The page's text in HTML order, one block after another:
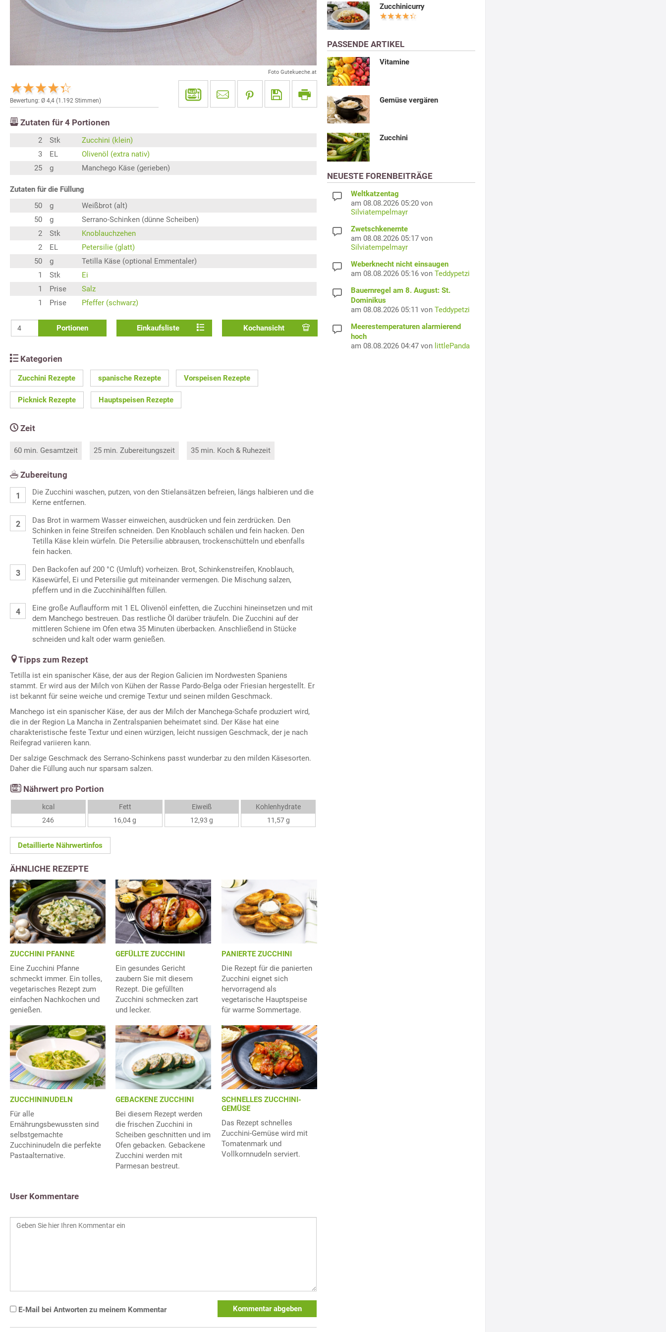
Foto Gutekueche.at
Bewertung: Ø 4,4 (1.192 Stimmen)
Zutaten für 4 Portionen
2 Stk
Zucchini (klein)
3
EL
Olivenöl (extra nativ)
25
g Manchego Käse (gerieben)
Zutaten für die Füllung
50
g
Weißbrot (alt)
50
g
Serrano-Schinken (dünne Scheiben)
2
Stk
Knoblauchzehen
2
EL
Petersilie (glatt)
50
g
Tetilla Käse (optional Emmentaler)
1
Stk
Ei
1
Prise
Salz
1
Prise Pfeffer (schwarz)
Portionen Einkaufsliste Kochansicht
Kategorien
Zucchini Rezepte spanische Rezepte Vorspeisen Rezepte
Picknick Rezepte Hauptspeisen Rezepte
Zeit
60 min. Gesamtzeit 25 min. Zubereitungszeit 35 min. Koch & Ruhezeit
Zubereitung
Die Zucchini waschen, putzen, von den Stielansätzen befreien, längs halbieren und die
Kerne entfernen.
Das Brot in warmem Wasser einweichen, ausdrücken und fein zerdrücken. Den
Schinken in feine Streifen schneiden. Den Knoblauch schälen und fein hacken. Den
Tetilla Käse klein würfeln. Die Petersilie abbrausen, trockenschütteln und ebenfalls
fein hacken.
Den Backofen auf 200 °C (Umluft) vorheizen. Brot, Schinkenstreifen, Knoblauch,
Käsewürfel, Ei und Petersilie gut miteinander vermengen. Die Mischung salzen,
pfeffern und in die Zucchinihälften füllen.
Eine große Auflaufform mit 1 EL Olivenöl einfetten, die Zucchini hineinsetzen und mit
dem Manchego bestreuen. Das restliche Öl darüber träufeln. Die Zucchini auf der
mittleren Schiene im Ofen etwa 35 Minuten überbacken. Anschließend in Stücke
schneiden und kalt oder warm genießen.
Tipps zum Rezept
Tetilla ist ein spanischer Käse, der aus der Region Galicien im Nordwesten Spaniens
stammt. Er wird aus der Milch von Kühen der Rasse Pardo-Belga oder Friesian hergestellt. Er
ist bekannt für seine weiche und cremige Textur und seinen milden Geschmack.
Manchego ist ein spanischer Käse, der aus der Milch der Manchega-Schafe produziert wird,
die in der Region La Mancha in Zentralspanien beheimatet sind. Der Käse hat eine
charakteristische feste Textur und einen würzigen, leicht nussigen Geschmack, der je nach
Reifegrad variieren kann.
Der salzige Geschmack des Serrano-Schinkens passt wunderbar zu den milden Käsesorten.
Daher die Füllung auch nur sparsam salzen.
Nährwert pro Portion
kcal
246
Fett
16,04 g
Eiweiß
12,93 g
Kohlenhydrate
11,57 g
Detaillierte Nährwertinfos
ÄHNLICHE REZEPTE
ZUCCHINI PFANNE
Eine Zucchini Pfanne
schmeckt immer. Ein tolles,
vegetarisches Rezept zum
einfachen Nachkochen und
genießen.
GEFÜLLTE ZUCCHINI
Ein gesundes Gericht
zaubern Sie mit diesem
Rezept. Die gefüllten
Zucchini schmecken zart
und lecker.
PANIERTE ZUCCHINI
Die Rezept für die panierten
Zucchini eignet sich
hervorragend als
vegetarische Hauptspeise
für warme Sommertage.
ZUCCHININUDELN
Für alle
Ernährungsbewussten sind
selbstgemachte
Zucchininudeln die perfekte
Pastaalternative.
GEBACKENE ZUCCHINI
Bei diesem Rezept werden
die frischen Zucchini in
Scheiben geschnitten und im
Ofen gebacken. Gebackene
Zucchini werden mit
Parmesan bestreut.
SCHNELLES ZUCCHINI-
GEMÜSE
Das Rezept schnelles
Zucchini-Gemüse wird mit
Tomatenmark und
Vollkornnudeln serviert.
User Kommentare
E-Mail bei Antworten zu meinem Kommentar Kommentar abgeben
Zucchinicurry
PASSENDE ARTIKEL
Vitamine
Gemüse vergären
Zucchini
NEUESTE FORENBEITRÄGE
Weltkatzentag
am 08.08.2026 05:20 von
Silviatempelmayr
Zwetschkenernte
am 08.08.2026 05:17 von
Silviatempelmayr
Weberknecht nicht einsaugen
am 08.08.2026 05:16 von Teddypetzi
Bauernregel am 8. August: St.
Dominikus
am 08.08.2026 05:11 von Teddypetzi
Meerestemperaturen alarmierend
hoch
am 08.08.2026 04:47 von littlePanda